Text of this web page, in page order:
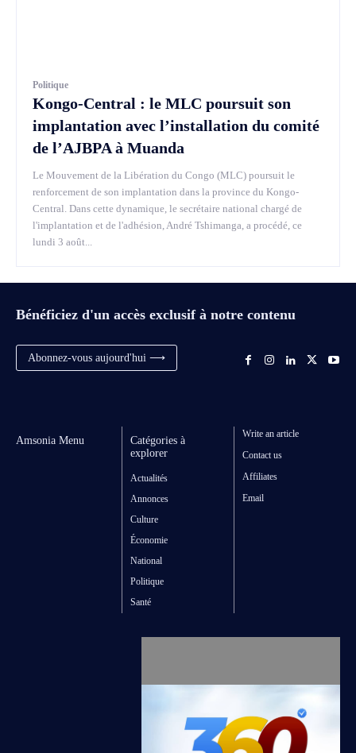
Politique
Kongo-Central : le MLC poursuit son
implantation avec l’installation du comité
de l’AJBPA à Muanda
Le Mouvement de la Libération du Congo (MLC) poursuit le
renforcement de son implantation dans la province du Kongo-
Central. Dans cette dynamique, le secrétaire national chargé de
l'implantation et de l'adhésion, André Tshimanga, a procédé, ce
lundi 3 août...
Bénéficiez d'un accès exclusif à notre contenu
Abonnez-vous aujourd'hui ⟶
Amsonia Menu
Catégories à
explorer
Actualités
Annonces
Culture
Économie
National
Politique
Santé
Write an article
Contact us
Affiliates
Email